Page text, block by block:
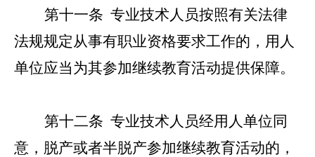
第十一条 专业技术人员按照有关法律
法规规定从事有职业资格要求工作的，用人
单位应当为其参加继续教育活动提供保障。
第十二条 专业技术人员经用人单位同
意，脱产或者半脱产参加继续教育活动的，